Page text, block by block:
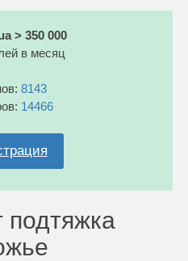
> 350 000
в месяц
8143
14466
подтяжка